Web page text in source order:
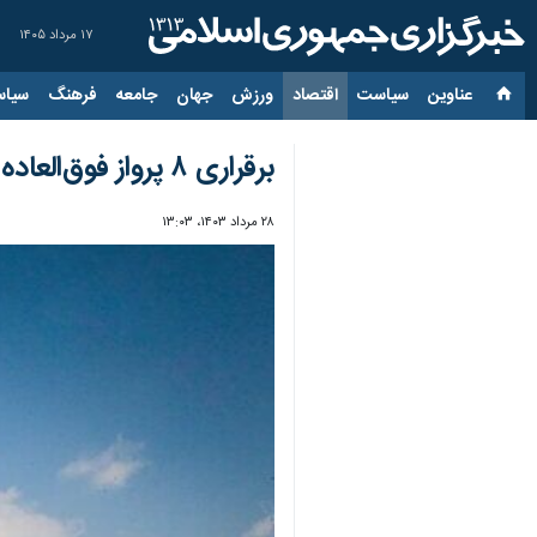
۱۷ مرداد ۱۴۰۵
عناوین‌ سیاست اقتصاد ورزش جهان جامعه فرهنگ
برقراری ۸ پرواز فوق‌العاده «هما» در مسیر تهران به نجف و برعکس در ایام اربعین
۲۸ مرداد ۱۴۰۳، ۱۳:۰۳